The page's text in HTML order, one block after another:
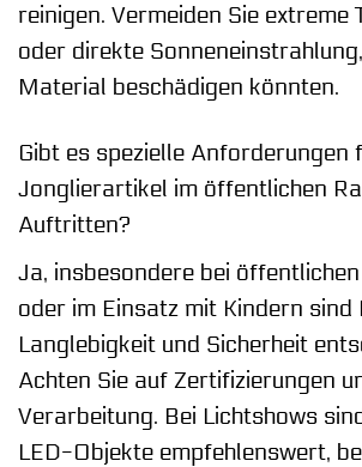
reinigen. Vermeiden Sie extreme
oder direkte
Material beschädigen könnten.
Gibt es spezielle Anforderungen
Jonglierartikel im öffentlichen
Auftritten?
Ja, insbesondere bei
oder im Einsatz mit Kindern sind
Langlebigkeit und Sicherheit
Achten Sie auf Zertifizierungen
Verarbeitung. Bei Lichtshows
LED-Objekte empfehlenswert,